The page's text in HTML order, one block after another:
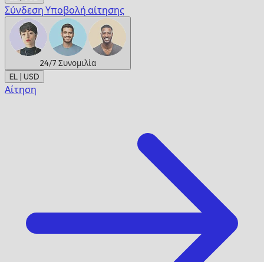
Σύνδεση Υποβολή αίτησης
24/7 Συνομιλία
EL | USD
Αίτηση